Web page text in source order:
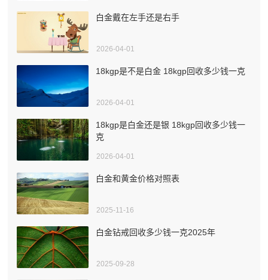
白金戴在左手还是右手
2026-04-01
18kgp是不是白金 18kgp回收多少钱一克
2026-04-01
18kgp是白金还是银 18kgp回收多少钱一
克
2026-04-01
白金和黄金价格对照表
2025-11-16
白金钻戒回收多少钱一克2025年
2025-09-28